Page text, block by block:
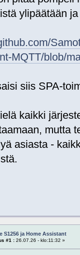
ylipäätään
MQTT/blob/
siis SPA-
kaikki
mutta
asiasta -
S1256 ja Home Assistant
#1 :26.07.26 - klo:11:32 »